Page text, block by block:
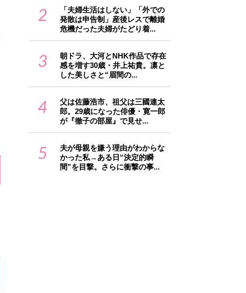
2
「夫婦生活はしない」「外での
発散は申告制」産後レスで離婚
危機だった夫婦がたどり着...
3
朝ドラ、大河とNHK作品で存在
感を増す30歳・井上祐貴。凛と
した美しさと“眉間の...
4
父は佐藤浩市、祖父は三國連太
郎。29歳になった俳優・寛一郎
が『徹子の部屋』で見せ...
5
夫が母親を嫌う理由がわからな
かった私→ある日“決定的瞬
間”を目撃。さらに衝撃の事...